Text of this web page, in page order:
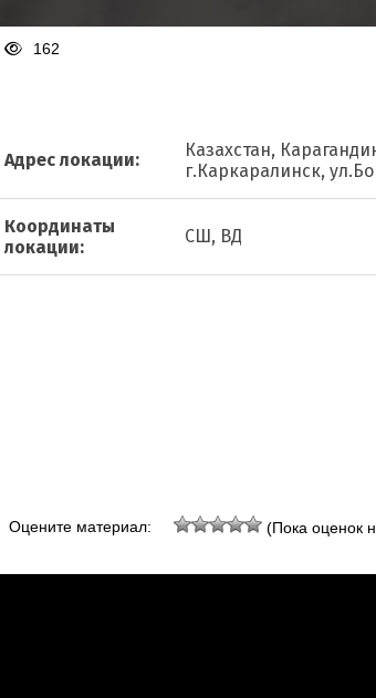
162
Адрес локации:
Казахстан,
г.Каркаралинск,
Координаты
локации:
СШ, ВД
Оцените материал: (Пока оценок